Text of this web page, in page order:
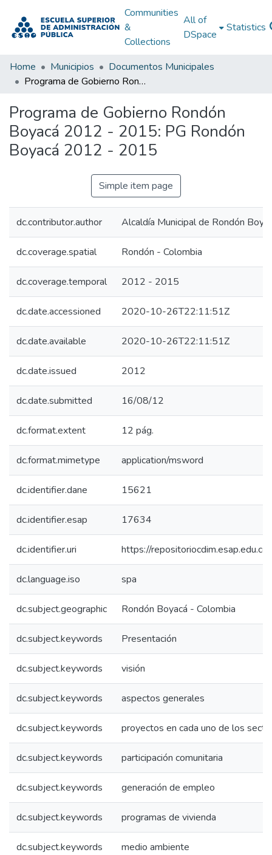
Communities
&
Collections
All of
DSpace
Statistics
Home Municipios
Documentos Municipales
Programa de Gobierno Rondón Boyacá 2012 - 2015: PG Rondón Boyacá 2012 - 2015
Programa de Gobierno Rondón
Boyacá 2012 - 2015: PG Rondón
Boyacá 2012 - 2015
Simple item page
dc.contributor.author Alcaldía Municipal de Rondón
dc.coverage.spatial Rondón - Colombia
dc.coverage.temporal 2012 - 2015
dc.date.accessioned 2020-10-26T22:11:51Z
dc.date.available 2020-10-26T22:11:51Z
dc.date.issued 2012
dc.date.submitted 16/08/12
dc.format.extent 12 pág.
dc.format.mimetype application/msword
dc.identifier.dane 15621
dc.identifier.esap 17634
dc.identifier.uri https://
dc.language.iso spa
dc.subject.geographic Rondón Boyacá - Colombia
dc.subject.keywords Presentación
dc.subject.keywords visión
dc.subject.keywords aspectos generales
dc.subject.keywords proyectos en cada uno de los
dc.subject.keywords participación comunitaria
dc.subject.keywords generación de empleo
dc.subject.keywords programas de vivienda
dc.subject.keywords medio ambiente